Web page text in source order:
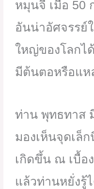
หมุนจี๋ เมื่อ 50
อันน่าอัศจรรย์
ใหญ่ของโลกไ
มีต้นตอหรือแห
ท่าน พุทธทาส
มองเห็นจุดเล็
เกิดขึ้น ณ เบื้อ
แล้วท่านหยั่งรู้